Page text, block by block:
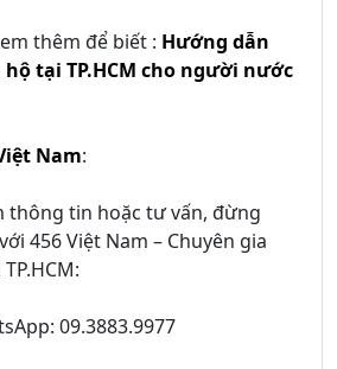
thêm để biết : Hướng dẫn
tại TP.HCM cho người nước
Nam:
thông tin hoặc tư vấn, đừng
456 Việt Nam – Chuyên gia
09.3883.9977